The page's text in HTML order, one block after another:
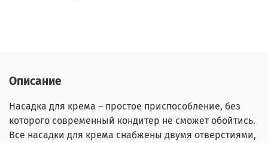
Описание
Насадка для крема – простое приспособление, без
которого современный кондитер не сможет обойтись.
Все насадки для крема снабжены двумя отверстиями,